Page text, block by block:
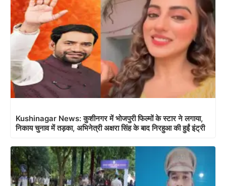
Kushinagar News: कुशीनगर में भोजपुरी फिल्मों के स्टार ने लगाया,
निकाय चुनाव में तड़का, अभिनेत्री अक्षरा सिंह के बाद निरहुआ की हुईं इंट्री